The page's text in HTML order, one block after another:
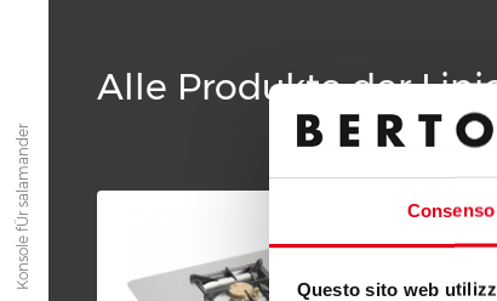
Consenso
Questo sito web
Konsole fÜr salamander
Alle Produkte der